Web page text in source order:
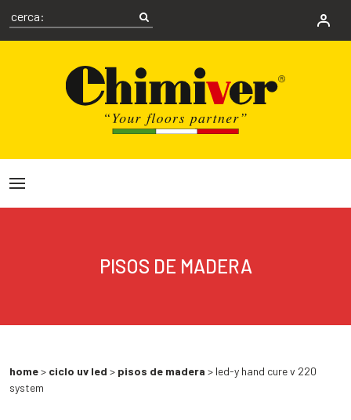
PISOS DE MADERA
home> ciclo uv led > pisos de madera > led-y hand cure v 220
system